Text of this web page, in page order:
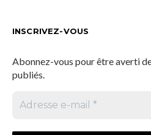
INSCRIVEZ-VOUS
Abonnez-vous pour être averti
publiés.